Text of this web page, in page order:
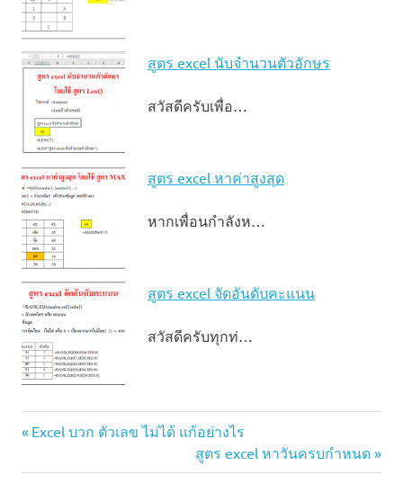
สูตร excel นับจํานวนตัวอักษร
สวัสดีครับเพื่อ…
สูตร excel หาค่าสูงสุด
หากเพื่อนกำลังห…
สูตร excel จัดอันดับคะแนน
สวัสดีครับทุกท่…
ทศนิยม
แนะแนว
เรื่อง
Previous
Excel บวก ตัวเลข ไม่ได้ แก้อย่างไร
Next
Post:
สูตร excel หาวันครบกําหนด